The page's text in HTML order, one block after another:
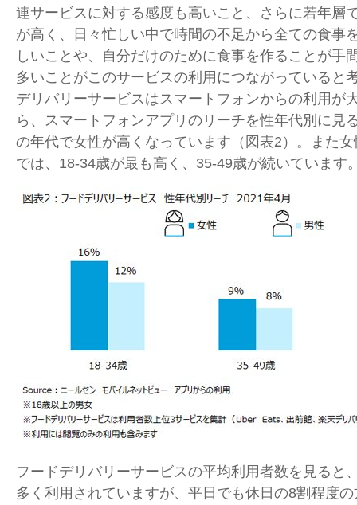
連サービスに対する感度も高いこと、さらに若年層
が高く、日々忙しい中で時間の不足から全ての食事
しいことや、自分だけのために食事を作ることが手
多いことがこのサービスの利用につながっていると
デリバリーサービスはスマートフォンからの利用が
ら、スマートフォンアプリのリーチを性年代別に見
の年代で女性が高くなっています（図表2）。また
では、 18-34歳が最も高く、 35-49歳が続いています
フードデリバリーサービスの平均利用者数を見ると
多く利用されていますが、平日でも休日の8割程度